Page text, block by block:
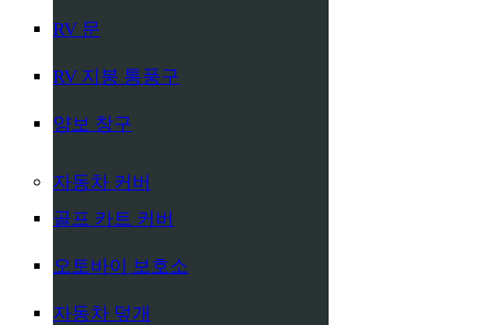
RV 문
RV 지붕 통풍구
양보 창구
자동차 커버
골프 카트 커버
오토바이 보호소
자동차 덮개